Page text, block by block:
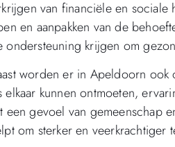
van financiële en
en aanpakken van de
ondersteuning krijgen om
worden er in Apeldoorn
elkaar kunnen ontmoeten,
een gevoel van gemeenschap
om sterker en